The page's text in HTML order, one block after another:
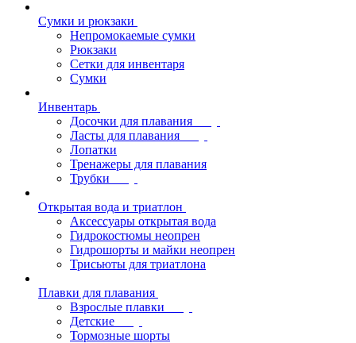
Сумки и рюкзаки
Непромокаемые сумки
Рюкзаки
Сетки для инвентаря
Сумки
Инвентарь
Досочки для плавания
Ласты для плавания
Лопатки
Тренажеры для плавания
Трубки
Открытая вода и триатлон
Аксессуары открытая вода
Гидрокостюмы неопрен
Гидрошорты и майки неопрен
Трисьюты для триатлона
Плавки для плавания
Взрослые плавки
Детские
Тормозные шорты